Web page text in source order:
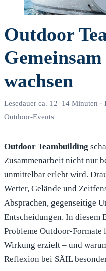
Outdoor
wachsen
Lesedauer ca. 12–14 Minuten
Outdoor-Events
Outdoor Teambuilding
Zusammenarbeit nicht nur
unmittelbar erlebt wird.
Wetter, Gelände und
Absprachen, gegenseitige
Entscheidungen. In diesem
Probleme Outdoor-
Wirkung erzielt – und
Reflexion bei SÄIL